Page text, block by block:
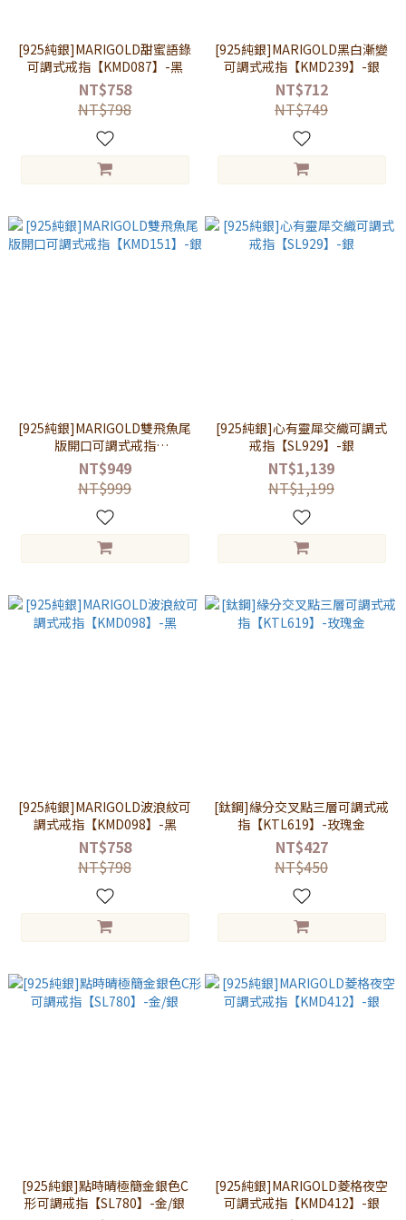
[925純銀]MARIGOLD甜蜜語錄
可調式戒指【KMD087】-黑
NT$758
NT$798
[925純銀]MARIGOLD黑白漸變
可調式戒指【KMD239】-銀
NT$712
NT$749
[925純銀]MARIGOLD雙飛魚尾
版開口可調式戒指
【KMD151】-銀
NT$949
NT$999
[925純銀]心有靈犀交織可調式
戒指【SL929】-銀
NT$1,139
NT$1,199
[925純銀]MARIGOLD波浪紋可
調式戒指【KMD098】-黑
NT$758
NT$798
[鈦鋼]緣分交叉點三層可調式戒
指【KTL619】-玫瑰金
NT$427
NT$450
[925純銀]點時晴極簡金銀色C
形可調戒指【SL780】-金/銀
[925純銀]MARIGOLD菱格夜空
可調式戒指【KMD412】-銀